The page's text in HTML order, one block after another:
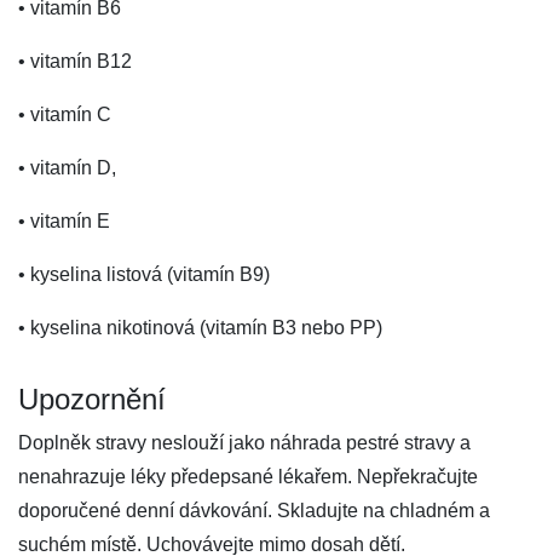
• vitamín B6
• vitamín B12
• vitamín C
• vitamín D,
• vitamín E
• kyselina listová (vitamín B9)
• kyselina nikotinová (vitamín B3 nebo PP)
Upozornění
Doplněk stravy neslouží jako náhrada pestré stravy a
nenahrazuje léky předepsané lékařem. Nepřekračujte
doporučené denní dávkování. Skladujte na chladném a
suchém místě. Uchovávejte mimo dosah dětí.